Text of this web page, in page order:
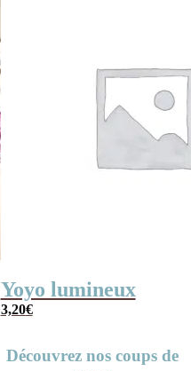
Yoyo lumineux
3,20€
Découvrez nos coups de